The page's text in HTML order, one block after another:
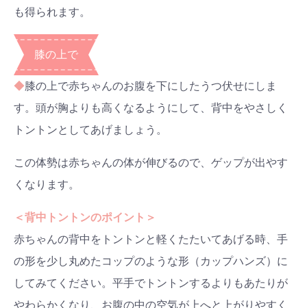
も得られます。
膝の上で
◆膝の上で赤ちゃんのお腹を下にしたうつ伏せにしま
す。頭が胸よりも高くなるようにして、背中をやさしく
トントンとしてあげましょう。
この体勢は赤ちゃんの体が伸びるので、ゲップが出やす
くなります。
＜背中トントンのポイント＞
赤ちゃんの背中をトントンと軽くたたいてあげる時、手
の形を少し丸めたコップのような形（カップハンズ）に
してみてください。平手でトントンするよりもあたりが
やわらかくなり、お腹の中の空気が上へと上がりやすく